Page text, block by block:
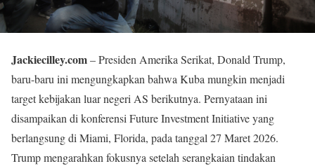
Jackiecilley.com– Presiden Amerika Serikat, Donald Trump,
baru-baru ini mengungkapkan bahwa Kuba mungkin menjadi
target kebijakan luar negeri AS berikutnya. Pernyataan ini
disampaikan di konferensi Future Investment Initiative yang
berlangsung di Miami, Florida, pada tanggal 27 Maret 2026.
Trump mengarahkan fokusnya setelah serangkaian tindakan